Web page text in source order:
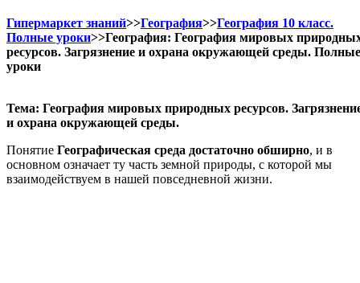
Гипермаркет знаний>>География>>География 10 класс.
Полные уроки>>География: География мировых
ресурсов. Загрязнение и охрана окружающей среды. Полные
уроки
Тема: География мировых природных ресурсов.
и охрана окружающей среды.
Понятие Географическая среда достаточно обширно, и в
основном означает ту часть земной природы, с которой мы
взаимодействуем в нашей повседневной жизни.